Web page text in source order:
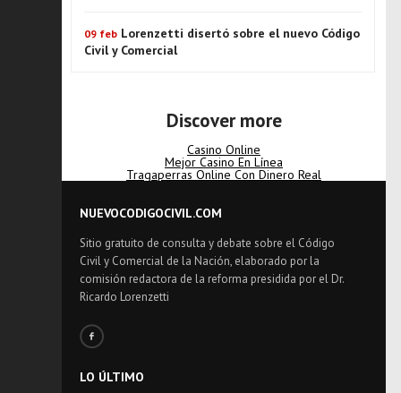
09 feb Lorenzetti disertó sobre el nuevo Código
Civil y Comercial
Discover more
Casino Online
Mejor Casino En Línea
Tragaperras Online Con Dinero Real
NUEVOCODIGOCIVIL.COM
Sitio gratuito de consulta y debate sobre el Código
Civil y Comercial de la Nación, elaborado por la
comisión redactora de la reforma presidida por el Dr.
Ricardo Lorenzetti
LO ÚLTIMO